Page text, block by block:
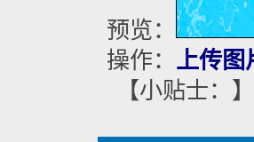
预览：
操作： 上传图
【小贴士：